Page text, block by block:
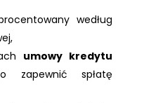
według
umowy kredytu
zapewnić spłatę